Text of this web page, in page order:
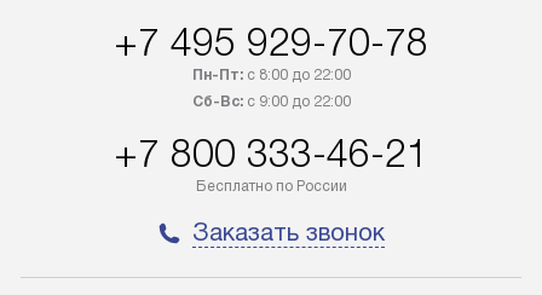
+7 495 929-70-78
Пн-Пт:с 8:00 до 22:00
Сб-Вс:с 9:00 до 22:00
+7 800 333-46-21
Бесплатно по России
Заказать звонок